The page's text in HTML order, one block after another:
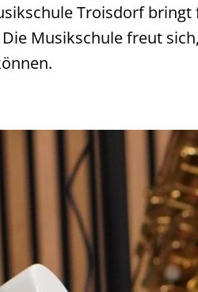
Troisdorf bringt
Musikschule freut